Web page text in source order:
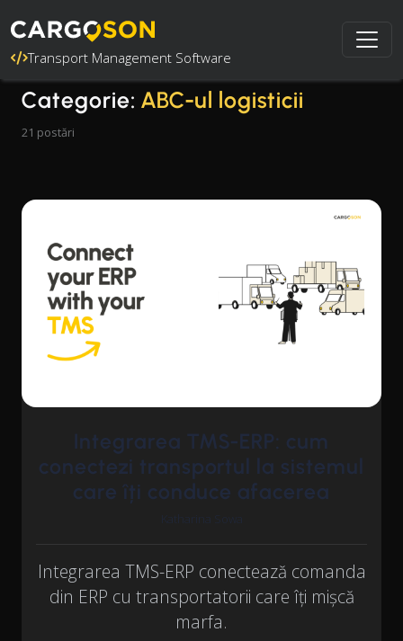
Transport Management Software
Categorie: ABC-ul logisticii
21 postări
Integrarea TMS-ERP: cum
conectezi transportul la sistemul
care îți conduce afacerea
Katharina Sowa
Integrarea TMS-ERP conectează comanda
din ERP cu transportatorii care îți mișcă
marfa.